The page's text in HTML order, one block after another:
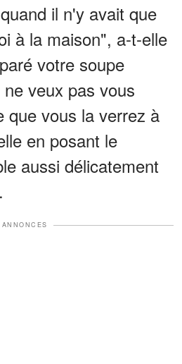
il n'y avait que
à la maison", a-t-elle
votre soupe
veux pas vous
que vous la verrez à
en posant le
aussi délicatement
ANNONCES